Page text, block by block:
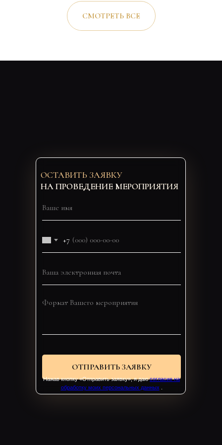
СМОТРЕТЬ ВСЕ
+7
ОТПРАВИТЬ ЗАЯВКУ
ОСТАВИТЬ ЗАЯВКУ
НА ПРОВЕДЕНИЕ МЕРОПРИЯТИЯ
Нажав кнопку «Отправить заявку», я даюсогласие на
обработку моих персональных данных